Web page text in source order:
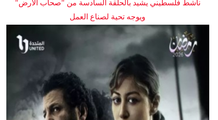
ناشط فلسطيني يشيد بالحلقة السادسة من "صحاب الأرض"
ويوجه تحية لصناع العمل